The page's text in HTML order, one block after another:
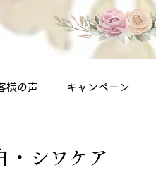
様の声 キャンペーン
・シワケア